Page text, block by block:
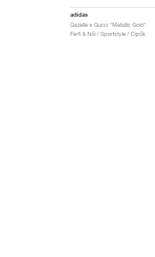
adidas
Gazelle x Gucci "Metallic Gold"
Férfi & Női / Sportstyle / Cipők